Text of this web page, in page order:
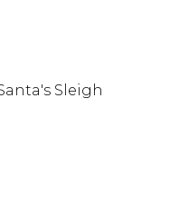
Sleigh